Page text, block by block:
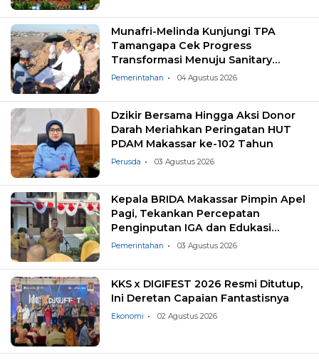
Munafri-Melinda Kunjungi TPA
Tamangapa Cek Progress
Transformasi Menuju Sanitary
Landfill
Pemerintahan 04 Agustus 2026
Dzikir Bersama Hingga Aksi Donor
Darah Meriahkan Peringatan HUT
PDAM Makassar ke-102 Tahun
Perusda 03 Agustus 2026
Kepala BRIDA Makassar Pimpin Apel
Pagi, Tekankan Percepatan
Penginputan IGA dan Edukasi
Pemilahan Sampah
Pemerintahan 03 Agustus 2026
KKS x DIGIFEST 2026 Resmi Ditutup,
Ini Deretan Capaian Fantastisnya
Ekonomi 02 Agustus 2026